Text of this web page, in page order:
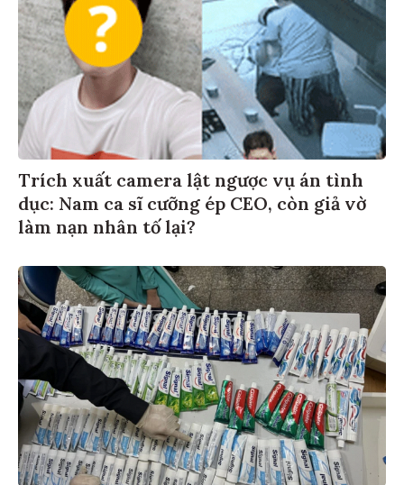
Trích xuất camera lật ngược vụ án tình
dục: Nam ca sĩ cưỡng ép CEO, còn giả vờ
làm nạn nhân tố lại?